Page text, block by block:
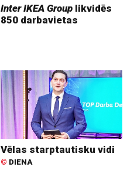
Inter IKEA Group likvidēs
850 darbavietas
Vēlas starptautisku vidi
© DIENA